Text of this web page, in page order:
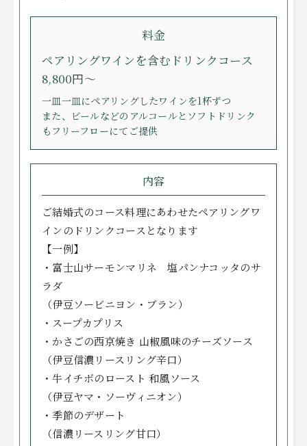
料金
ペアリングワインを含むドリンクコース
8,800円～
一皿一皿にペアリングしたワインを1杯ずつ
また、ビールなどのアルコールとソフトドリンク
もフリーフローにてご提供
内容
ご結婚式のコース料理にあわせたペアリングワ
インのドリンクコースとなります
【一例】
・富士山サーモンマリネ 塩パンナコッタのサ
ラダ
（伊豆ソービニヨン・ブラン）
・スープカプリス
・かさごの西京焼き 山椒風味のチーズソース
（伊豆信濃リースリング辛口）
・牛イチボのロースト 和風ソース
（伊豆ヤマ・ソーヴィニオン）
・季節のデザート
（信濃リースリング甘口）